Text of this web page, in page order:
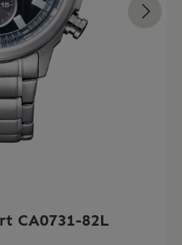
CA0731-82L